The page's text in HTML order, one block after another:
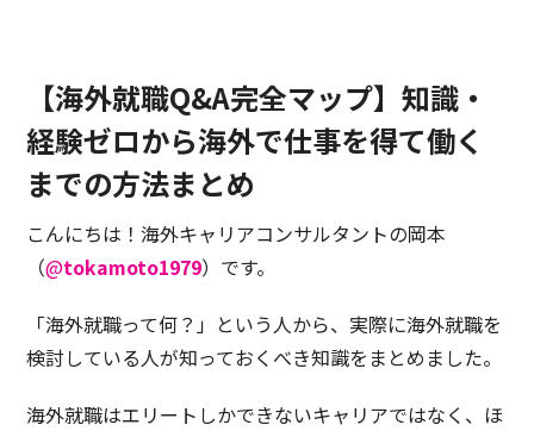
【海外就職Q&A完全マップ】知識・
経験ゼロから海外で仕事を得て働く
までの方法まとめ
こんにちは！海外キャリアコンサルタントの岡本
（@tokamoto1979）です。
「海外就職って何？」という人から、実際に海外就職を
検討している人が知っておくべき知識をまとめました。
海外就職はエリートしかできないキャリアではなく、ほ